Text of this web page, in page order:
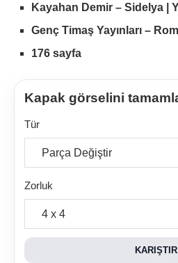
Kayahan Demir – Sidelya |
Genç Timaş Yayınları –
176 sayfa
Kapak görselini
Tür
Zorluk
KARIŞTIR